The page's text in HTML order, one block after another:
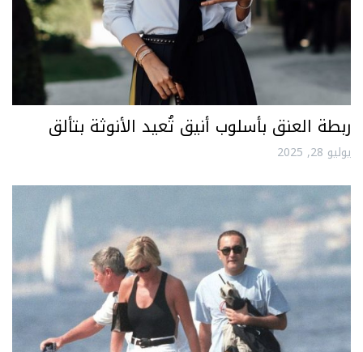
ربطة العنق بأسلوب أنيق تُعيد الأنوثة بتألق
يوليو 28, 2025